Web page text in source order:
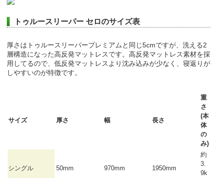
トゥルースリーパー セロのサイズ表
厚さはトゥルースリーパープレミアムと同じ5cmですが、洗える2
層構造になった高反発マットレスです。高反発マットレス素材を採
用してるので、低反発マットレスより沈み込みが少なく、寝返りが
しやすいのが特徴です。
サイズ 厚さ 幅 長さ
重
さ
(本
体
の
み)
シングル 50mm 970mm 1950mm
約
3.
9k